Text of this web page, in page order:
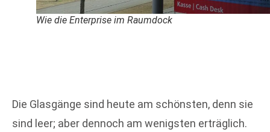
Wie die Enterprise im Raumdock
Die Glasgänge sind heute am schönsten, denn sie
sind leer; aber dennoch am wenigsten erträglich.